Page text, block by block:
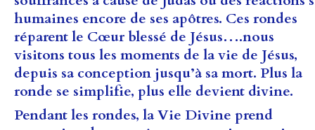
humaines encore de ses apôtres. Ces rondes
réparent le Cœur blessé de Jésus….nous
visitons tous les moments de la vie de Jésus,
depuis sa conception jusqu’à sa mort. Plus la
ronde se simplifie, plus elle devient divine.
Pendant les rondes, la Vie Divine prend